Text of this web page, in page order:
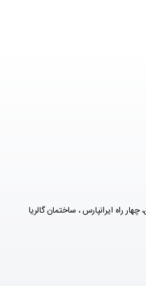
راه ایرانپارس ، ساختمان گالریا